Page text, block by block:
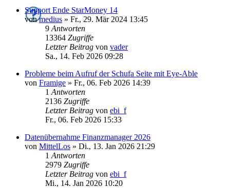
Support Ende StarMoney 14
vonmedius » Fr., 29. Mär 2024 13:45
9 Antworten
13364 Zugriffe
Letzter Beitrag von vader
Sa., 14. Feb 2026 09:28
Probleme beim Aufruf der Schufa Seite mit Eye-Able
von Framige » Fr., 06. Feb 2026 14:39
1 Antworten
2136 Zugriffe
Letzter Beitrag von ebi_f
Fr., 06. Feb 2026 15:33
Datenübernahme Finanzmanager 2026
von MittelLos » Di., 13. Jan 2026 21:29
1 Antworten
2979 Zugriffe
Letzter Beitrag von ebi_f
Mi., 14. Jan 2026 10:20